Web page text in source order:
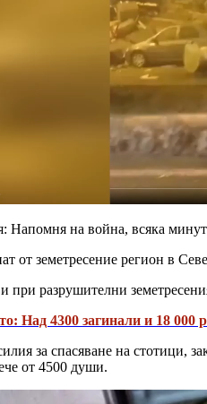
Напомня на война, всяка
от земетресение регион в
при разрушителни
Над 4300 загинали и 18 000
за спасяване на стотици,
от 4500 души.